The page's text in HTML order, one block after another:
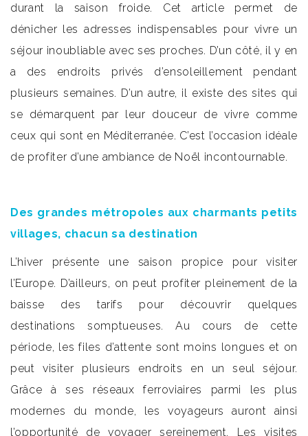
durant la saison froide. Cet article permet de
dénicher les adresses indispensables pour vivre un
séjour inoubliable avec ses proches. D’un côté, il y en
a des endroits privés d’ensoleillement pendant
plusieurs semaines. D’un autre, il existe des sites qui
se démarquent par leur douceur de vivre comme
ceux qui sont en Méditerranée. C’est l’occasion idéale
de profiter d’une ambiance de Noël incontournable.
Des grandes métropoles aux charmants petits
villages, chacun sa destination
L’hiver présente une saison propice pour visiter
l’Europe. D’ailleurs, on peut profiter pleinement de la
baisse des tarifs pour découvrir quelques
destinations somptueuses. Au cours de cette
période, les files d’attente sont moins longues et on
peut visiter plusieurs endroits en un seul séjour.
Grâce à ses réseaux ferroviaires parmi les plus
modernes du monde, les voyageurs auront ainsi
l’opportunité de voyager sereinement. Les visites